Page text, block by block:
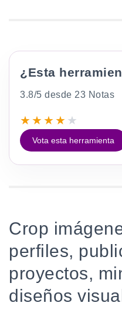
¿Esta
3.8/5 desde 23 Notas
★★★★ ★
Vota esta herramienta
Crop
perfiles,
proyectos,
diseños